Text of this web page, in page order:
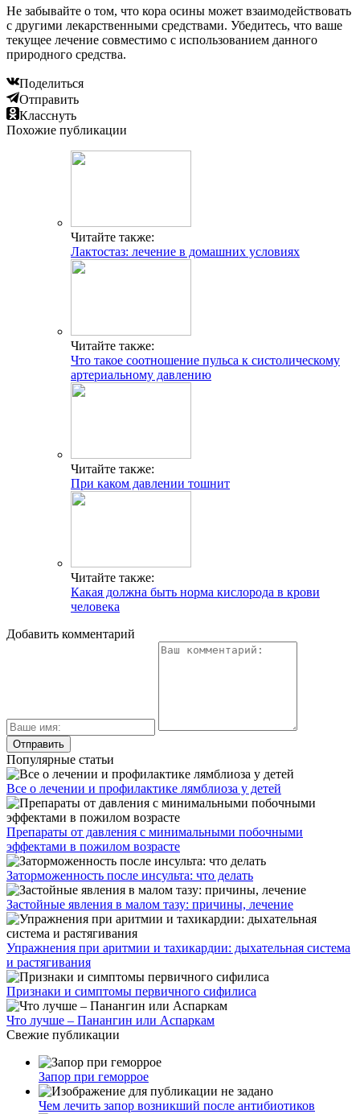
Не забывайте о том, что кора осины может взаимодействовать
с другими лекарственными средствами. Убедитесь, что ваше
текущее лечение совместимо с использованием данного
природного средства.
Поделиться
Отправить
Класснуть
Похожие публикации
Читайте также:
Лактостаз: лечение в домашних условиях
Читайте также:
Что такое соотношение пульса к систолическому
артериальному давлению
Читайте также:
При каком давлении тошнит
Читайте также:
Какая должна быть норма кислорода в крови
человека
Добавить комментарий
Популярные статьи
Все о лечении и профилактике лямблиоза у детей
Препараты от давления с минимальными побочными
эффектами в пожилом возрасте
Заторможенность после инсульта: что делать
Застойные явления в малом тазу: причины, лечение
Упражнения при аритмии и тахикардии: дыхательная система
и растягивания
Признаки и симптомы первичного сифилиса
Что лучше – Панангин или Аспаркам
Свежие публикации
Запор при геморрое
Чем лечить запор возникший после антибиотиков